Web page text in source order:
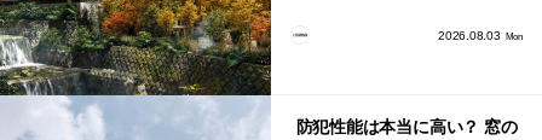
2026.08.03 Mon
防犯性能は本当に高い？ 窓の